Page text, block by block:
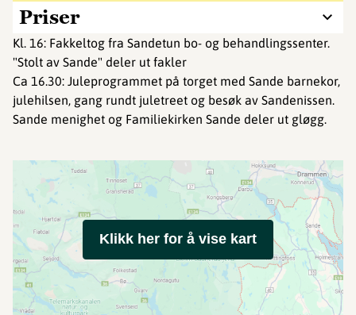
Priser
Kl. 16: Fakkeltog fra Sandetun bo- og behandlingssenter.
"Stolt av Sande" deler ut fakler
Ca 16.30: Juleprogrammet på torget med Sande barnekor,
julehilsen, gang rundt juletreet og besøk av Sandenissen.
Sande menighet og Familiekirken Sande deler ut gløgg.
Klikk her for å vise kart